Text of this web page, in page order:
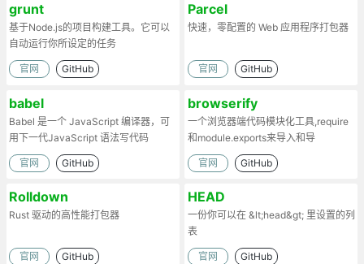
grunt
基于Node.js的项目构建工具。它可以
自动运行你所设定的任务
官网 GitHub
Parcel
快速，零配置的 Web 应用程序打包器
官网 GitHub
babel
Babel 是一个 JavaScript 编译器，可
用下一代JavaScript 语法写代码
官网 GitHub
browserify
一个浏览器端代码模块化工具,require
和module.exports来导入和导
出.Browserify的原理：部署时处理代
码依赖，将模块打包为一个文件。
官网 GitHub
Rolldown
Rust 驱动的高性能打包器
官网 GitHub
HEAD
一份你可以在 &lt;head&gt; 里设置的列
表
官网 GitHub